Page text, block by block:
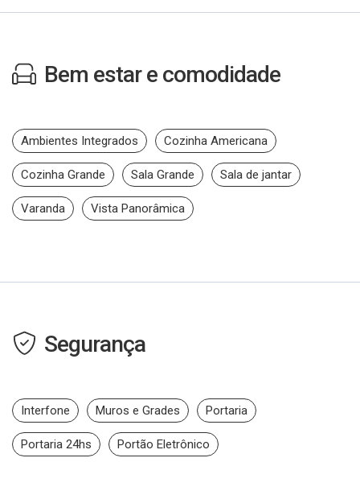
Bem estar e comodidade
Ambientes Integrados Cozinha Americana
Cozinha Grande Sala Grande Sala de jantar
Varanda Vista Panorâmica
Segurança
Interfone Muros e Grades Portaria
Portaria 24hs Portão Eletrônico